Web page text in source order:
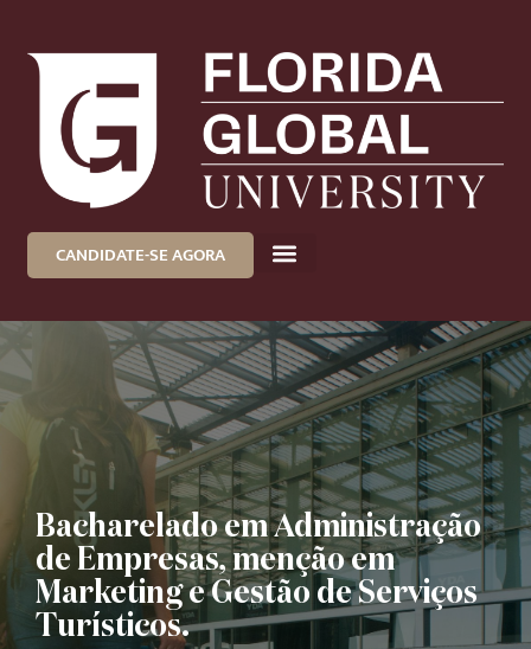
CANDIDATE-SE AGORA
Bacharelado em Administração
de Empresas, menção em
Marketing e Gestão de Serviços
Turísticos.